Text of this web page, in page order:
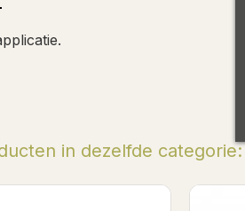
in dezelfde categorie: